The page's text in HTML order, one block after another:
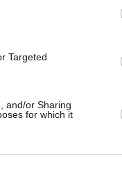
Targeted
and/or Sharing
for which it
έναν άνδρα
και δύο